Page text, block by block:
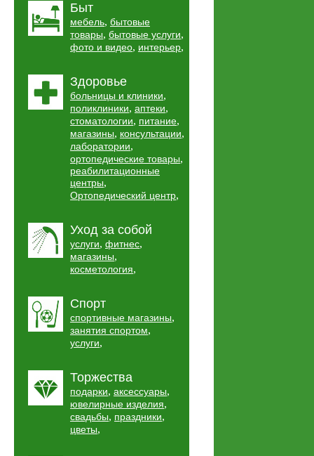
Быт
мебель, бытовые
товары, бытовые услуги,
фото и видео, интерьер,
Здоровье
больницы и клиники,
поликлиники, аптеки,
стоматологии, питание,
магазины, консультации,
лаборатории,
ортопедические товары,
реабилитационные
центры,
Ортопедический центр,
Уход за собой
услуги, фитнес,
магазины,
косметология,
Спорт
спортивные магазины,
занятия спортом,
услуги,
Торжества
подарки, аксессуары,
ювелирные изделия,
свадьбы, праздники,
цветы,